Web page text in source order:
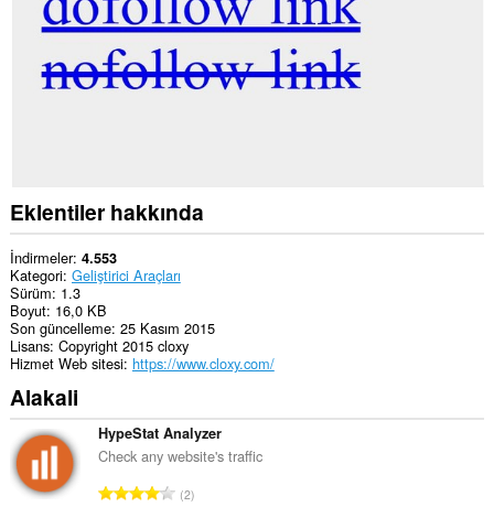
Eklentiler hakkında
İndirmeler 4.553
Kategori Geliştirici Araçları
Sürüm 1.3
Boyut 16,0 KB
Son güncelleme 25 Kasım 2015
Lisans Copyright 2015 cloxy
Hizmet Web sitesi https://www.cloxy.com/
Alakali
HypeStat Analyzer
Check any website's traffic
T2